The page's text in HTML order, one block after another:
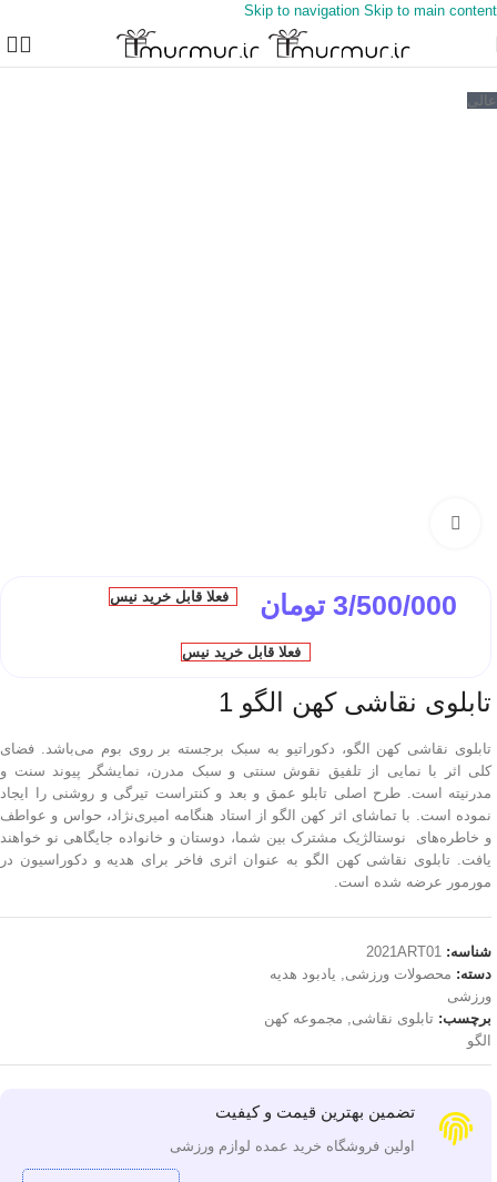
Skip to navigation Skip to main content
محصولات ورزشی/یادبود هدیه ورزشی
3/500/000 تومان فعلا قابل خرید نیس
فعلا قابل خرید نیس
تابلوی نقاشی کهن الگو 1
تابلوی نقاشی کهن الگو، دکوراتیو به سبک برجسته بر روی بوم می‌باشد. فضای
کلی اثر با نمایی از تلفیق نقوش سنتی و سبک مدرن، نمایشگر پیوند سنت و
مدرنیته است. طرح اصلی تابلو عمق و بعد و کنتراست تیرگی و روشنی را ایجاد
نموده است. با تماشای اثر کهن الگو از استاد هنگامه امیری‌نژاد، حواس و عواطف
و خاطره‌های نوستالژیک مشترک بین شما، دوستان و خانواده جایگاهی نو خواهند
یافت. تابلوی نقاشی کهن الگو به عنوان اثری فاخر برای هدیه و دکوراسیون در
مورمور عرضه شده است.
شناسه: 2021ART01
دسته: محصولات ورزشی
یادبود هدیه
ورزشی
برچسب: تابلوی نقاشی
مجموعه کهن
الگو
تضمین بهترین قیمت و کیفیت
اولین فروشگاه خرید عمده لوازم ورزشی
عالی